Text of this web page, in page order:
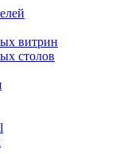
витрин
столов